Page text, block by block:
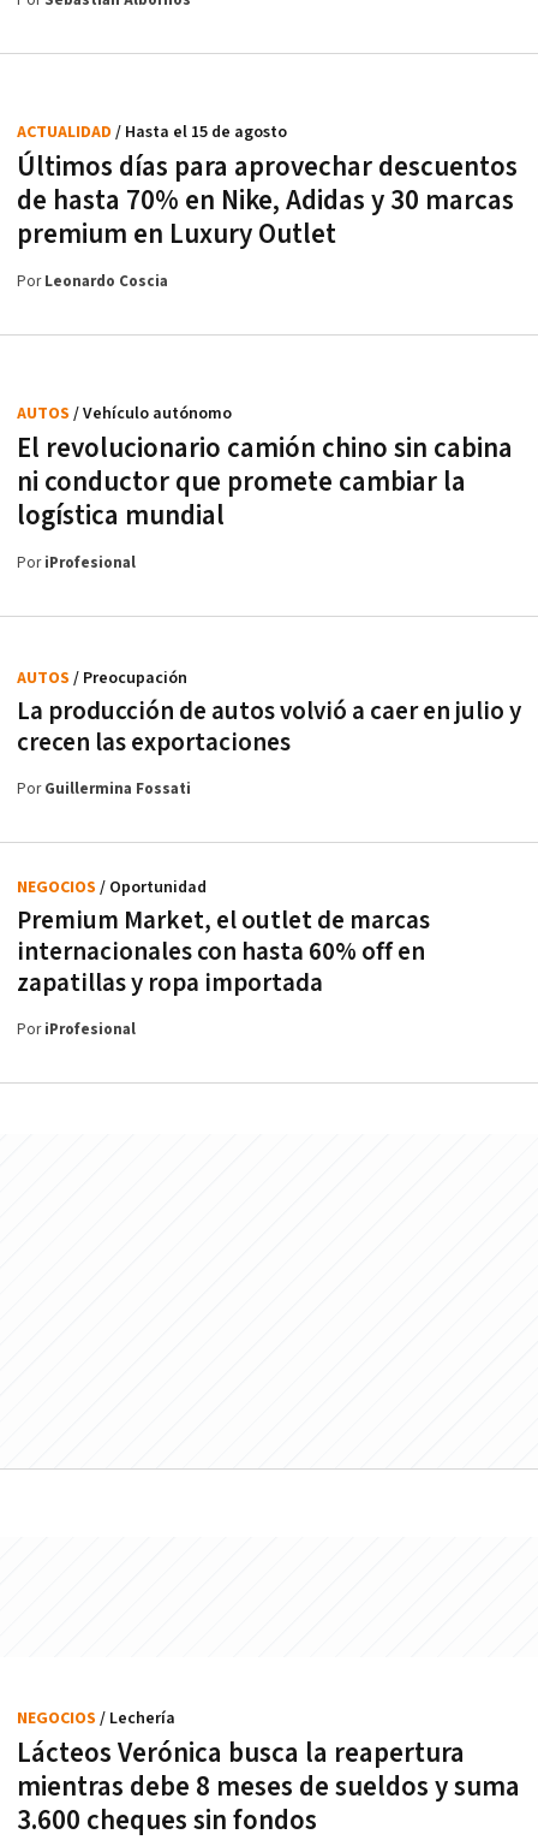
Últimos días para aprovechar descuentos
de hasta 70% en Nike, Adidas y 30 marcas
premium en Luxury Outlet
ACTUALIDAD / Hasta el 15 de agosto
PorLeonardo Coscia
El revolucionario camión chino sin cabina
ni conductor que promete cambiar la
logística mundial
AUTOS / Vehículo autónomo
PoriProfesional
La producción de autos volvió a caer en julio y
crecen las exportaciones
AUTOS / Preocupación
PorGuillermina Fossati
Premium Market, el outlet de marcas
internacionales con hasta 60% off en
zapatillas y ropa importada
NEGOCIOS / Oportunidad
PoriProfesional
Lácteos Verónica busca la reapertura
mientras debe 8 meses de sueldos y suma
3.600 cheques sin fondos
NEGOCIOS / Lechería